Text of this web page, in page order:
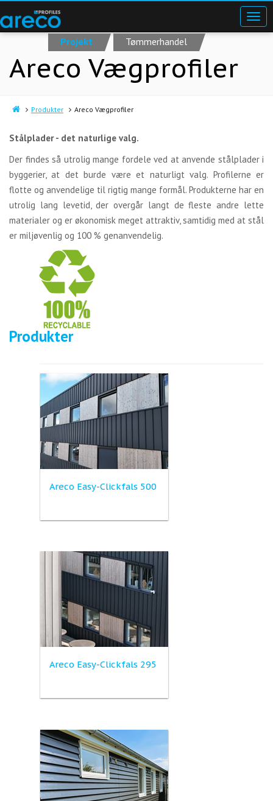
Projekt Tømmerhandel
Areco Vægprofiler
Produkter Areco Vægprofiler
Stålplader - det naturlige valg.
Der findes så utrolig mange fordele ved at anvende stålplader i
byggerier, at det burde være et naturligt valg. Profilerne er
flotte og anvendelige til rigtig mange formål. Produkterne har en
utrolig lang levetid, der overgår langt de fleste andre lette
materialer og er økonomisk meget attraktiv, samtidig med at stål
er miljøvenlig og 100 % genanvendelig.
Produkter
Areco Easy-Clickfals 500
Areco Easy-Clickfals 295